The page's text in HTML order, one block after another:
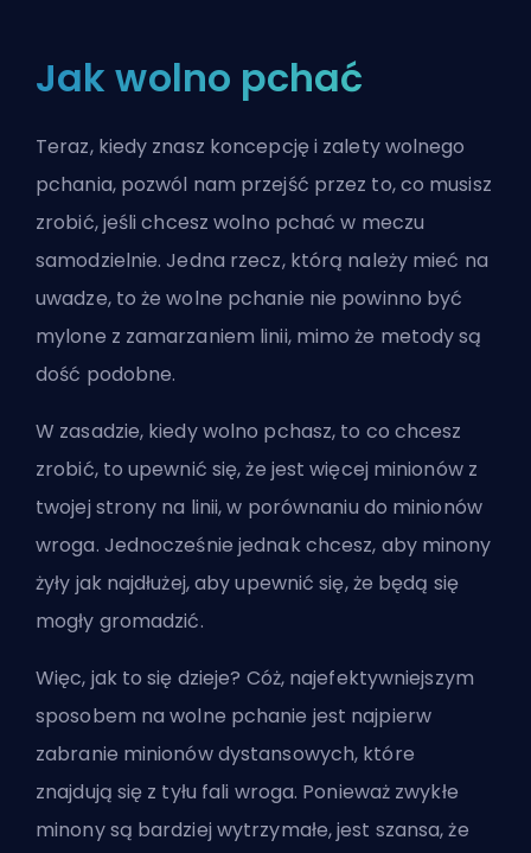
Jak wolno pchać
Teraz, kiedy znasz koncepcję i zalety wolnego
pchania, pozwól nam przejść przez to, co musisz
zrobić, jeśli chcesz wolno pchać w meczu
samodzielnie. Jedna rzecz, którą należy mieć na
uwadze, to że wolne pchanie nie powinno być
mylone z zamarzaniem linii, mimo że metody są
dość podobne.
W zasadzie, kiedy wolno pchasz, to co chcesz
zrobić, to upewnić się, że jest więcej minionów z
twojej strony na linii, w porównaniu do minionów
wroga. Jednocześnie jednak chcesz, aby minony
żyły jak najdłużej, aby upewnić się, że będą się
mogły gromadzić.
Więc, jak to się dzieje? Cóż, najefektywniejszym
sposobem na wolne pchanie jest najpierw
zabranie minionów dystansowych, które
znajdują się z tyłu fali wroga. Ponieważ zwykłe
minony są bardziej wytrzymałe, jest szansa, że